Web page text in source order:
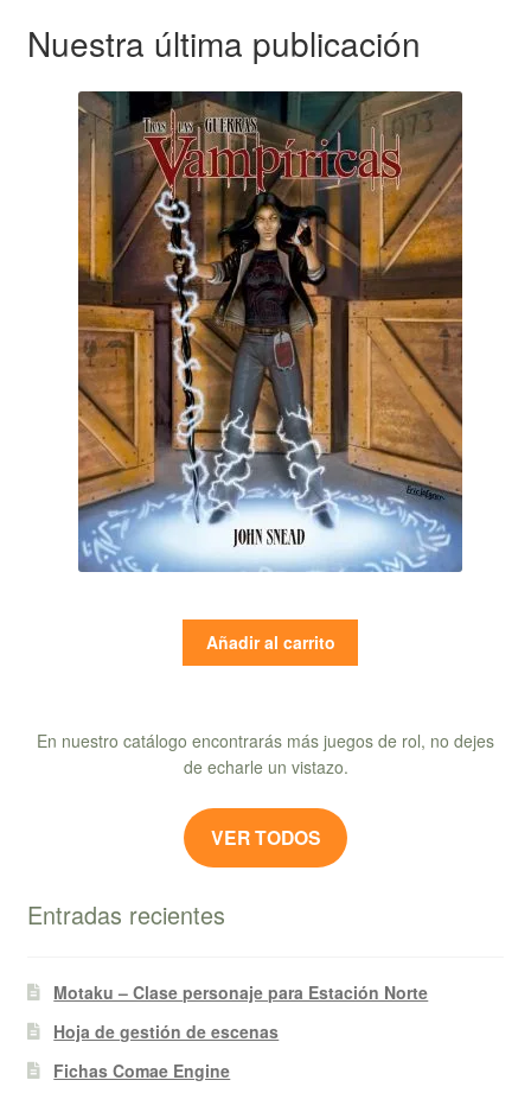
Nuestra última publicación
Añadir al carrito
En nuestro catálogo encontrarás más juegos de rol, no dejes
de echarle un vistazo.
VER TODOS
Entradas recientes
Motaku – Clase personaje para Estación Norte
Hoja de gestión de escenas
Fichas Comae Engine